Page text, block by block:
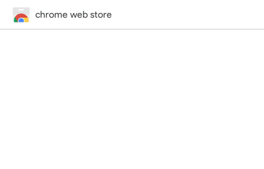
chrome web store